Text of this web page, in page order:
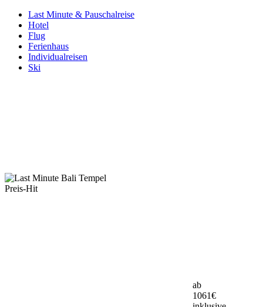
Last Minute & Pauschalreise
Hotel
Flug
Ferienhaus
Individualreisen
Ski
Preis-Hit
ab
1061€